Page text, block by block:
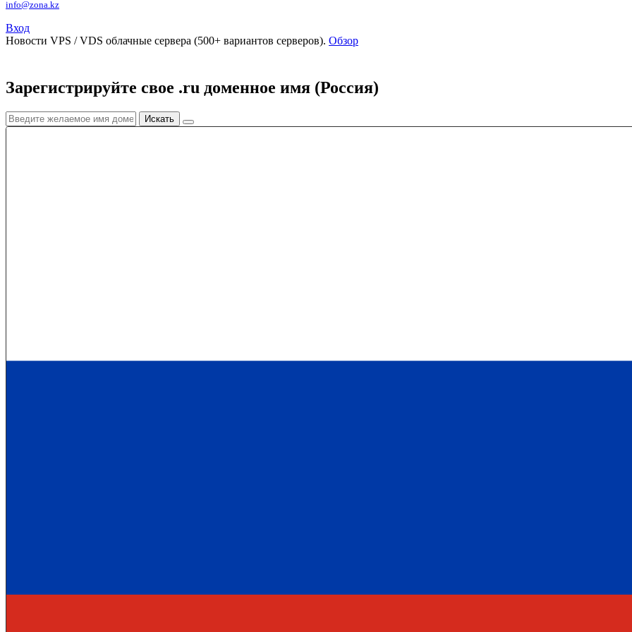
info@zona.kz
Вход
Новости VPS / VDS облачные сервера (500+ вариантов серверов). Обзор
Зарегистрируйте свое .ru доменное имя (Россия)